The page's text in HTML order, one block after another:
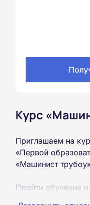
Курс
Приглашаем на
«Первой
«Машинист
Пройти обучение